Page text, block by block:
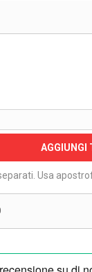
AGGIUNGI
Usa